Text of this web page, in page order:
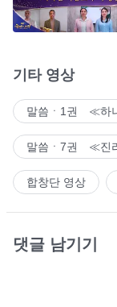
기타 영상
말씀ㆍ1권 ≪하
말씀ㆍ7권 ≪진
합창단 영상
댓글 남기기